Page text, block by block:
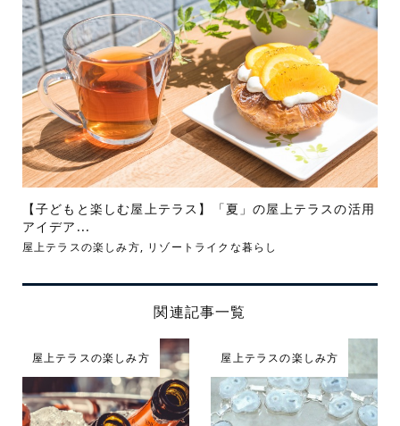
【子どもと楽しむ屋上テラス】「夏」の屋上テラスの活用
アイデア...
屋上テラスの楽しみ方, リゾートライクな暮らし
関連記事一覧
屋上テラスの楽しみ方 屋上テラスの楽しみ方